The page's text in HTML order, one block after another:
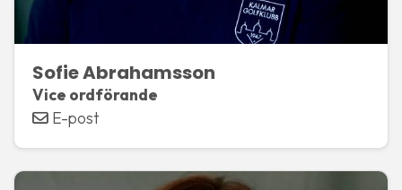
Sofie Abrahamsson
Vice ordförande
E-post